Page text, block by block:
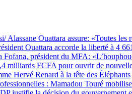
Alassane Ouattara assure: «Toutes
Ouattara accorde la liberté à 4
Fofana, président du MFA:
milliards FCFA pour ouvrir de
Hervé Renard à la tête des Éléphants
: Mamadou Touré